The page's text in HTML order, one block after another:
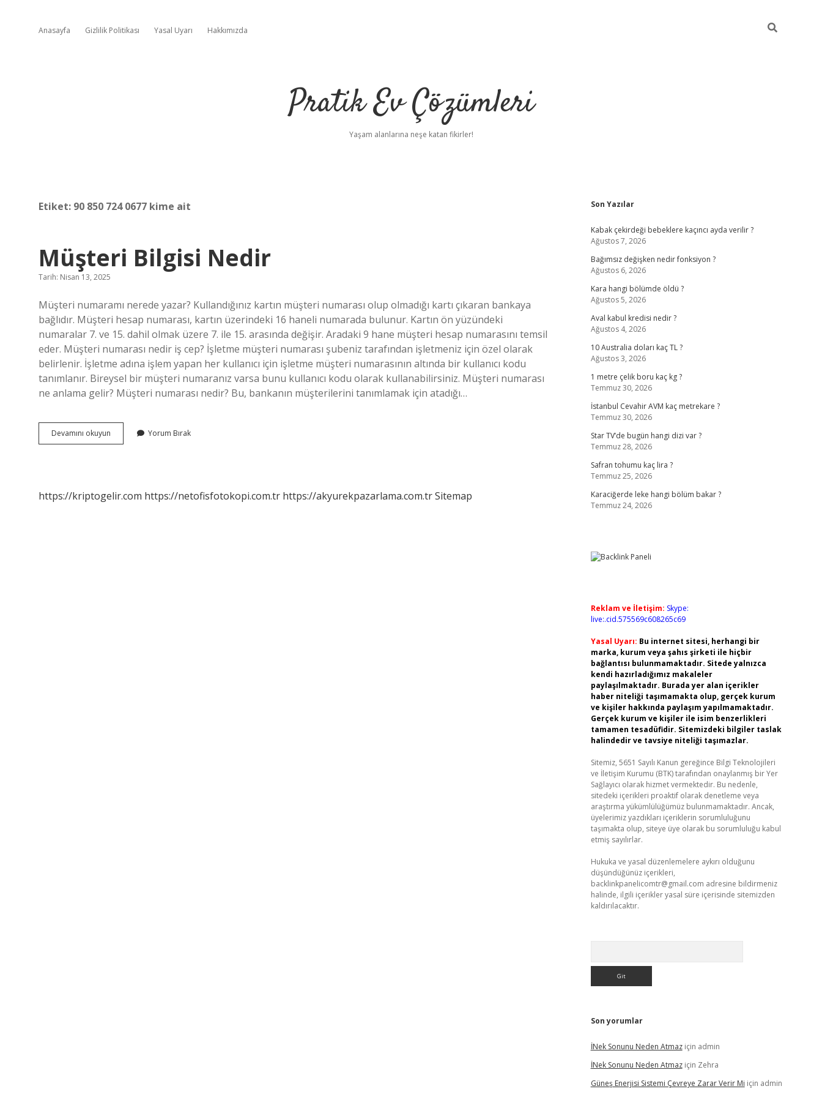
Anasayfa Gizlilik Politikası Yasal Uyarı Hakkımızda
Pratik Ev Çözümleri
Yaşam alanlarına neşe katan fikirler!
Etiket: 90 850 724 0677 kime ait
Müşteri Bilgisi Nedir
Tarih: Nisan 13, 2025
Müşteri numaramı nerede yazar? Kullandığınız kartın müşteri numarası olup olmadığı kartı çıkaran bankaya
bağlıdır. Müşteri hesap numarası, kartın üzerindeki 16 haneli numarada bulunur. Kartın ön yüzündeki
numaralar 7. ve 15. dahil olmak üzere 7. ile 15. arasında değişir. Aradaki 9 hane müşteri hesap numarasını temsil
eder. Müşteri numarası nedir iş cep? İşletme müşteri numarası şubeniz tarafından işletmeniz için özel olarak
belirlenir. İşletme adına işlem yapan her kullanıcı için işletme müşteri numarasının altında bir kullanıcı kodu
tanımlanır. Bireysel bir müşteri numaranız varsa bunu kullanıcı kodu olarak kullanabilirsiniz. Müşteri numarası
ne anlama gelir? Müşteri numarası nedir? Bu, bankanın müşterilerini tanımlamak için atadığı…
Devamını okuyun
Bilgisi
Yorum Bırak
https://kriptogelir.com https://netofisfotokopi.com.tr https://akyurekpazarlama.com.trSitemap
Sidebar
Son Yazılar
Kabak çekirdeği bebeklere kaçıncı ayda verilir ?
Ağustos 7, 2026
Bağımsız değişken nedir fonksiyon ?
Ağustos 6, 2026
Kara hangi bölümde öldü ?
Ağustos 5, 2026
Aval kabul kredisi nedir ?
Ağustos 4, 2026
10 Australia doları kaç TL ?
Ağustos 3, 2026
1 metre çelik boru kaç kg ?
Temmuz 30, 2026
İstanbul Cevahir AVM kaç metrekare ?
Temmuz 30, 2026
Star TV’de bugün hangi dizi var ?
Temmuz 28, 2026
Safran tohumu kaç lira ?
Temmuz 25, 2026
Karaciğerde leke hangi bölüm bakar ?
Temmuz 24, 2026
Reklam ve İletişim: Skype:
live:.cid.575569c608265c69
Yasal Uyarı: Bu internet sitesi, herhangi bir
marka, kurum veya şahıs şirketi ile hiçbir
bağlantısı bulunmamaktadır. Sitede yalnızca
kendi hazırladığımız makaleler
paylaşılmaktadır. Burada yer alan içerikler
haber niteliği taşımamakta olup, gerçek kurum
ve kişiler hakkında paylaşım yapılmamaktadır.
Gerçek kurum ve kişiler ile isim benzerlikleri
tamamen tesadüfidir. Sitemizdeki bilgiler taslak
halindedir ve tavsiye niteliği taşımazlar.
Sitemiz, 5651 Sayılı Kanun gereğince Bilgi Teknolojileri
ve İletişim Kurumu (BTK) tarafından onaylanmış bir Yer
Sağlayıcı olarak hizmet vermektedir. Bu nedenle,
sitedeki içerikleri proaktif olarak denetleme veya
araştırma yükümlülüğümüz bulunmamaktadır. Ancak,
üyelerimiz yazdıkları içeriklerin sorumluluğunu
taşımakta olup, siteye üye olarak bu sorumluluğu kabul
etmiş sayılırlar.
Hukuka ve yasal düzenlemelere aykırı olduğunu
düşündüğünüz içerikleri,
backlinkpanelicomtr@gmail.com adresine bildirmeniz
halinde, ilgili içerikler yasal süre içerisinde sitemizden
kaldırılacaktır.
Son yorumlar
İNek Sonunu Neden Atmaziçin admin
İNek Sonunu Neden Atmaziçin Zehra
Güneş Enerjisi Sistemi Çevreye Zarar Verir Mi için admin